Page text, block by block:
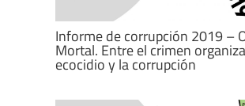
Informe de corrupción 2019 –
Mortal. Entre el crimen
ecocidio y la corrupción